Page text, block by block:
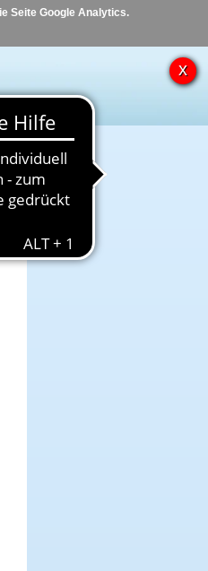
Seite Google Analytics.